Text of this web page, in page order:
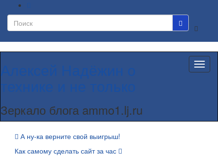
Вкл/
поиска
Вкл/
выкл
Алексей Надёжин о
технике и не только
Зеркало блога ammo1.lj.ru
А ну-ка верните свой выигрыш!
Как самому сделать сайт за час